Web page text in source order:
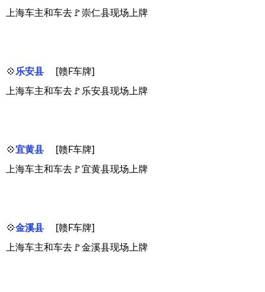
上海车主和车去🚩崇仁县现场上牌
💠乐安县
[赣F车牌]
上海车主和车去🚩乐安县现场上牌
💠宜黄县
[赣F车牌]
上海车主和车去🚩宜黄县现场上牌
💠金溪县
[赣F车牌]
上海车主和车去🚩金溪县现场上牌